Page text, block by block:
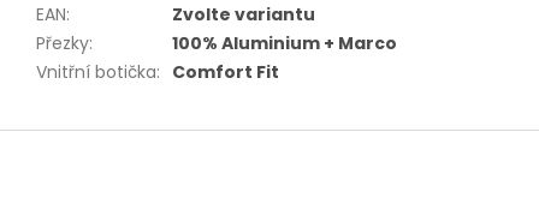
EAN:
Zvolte variantu
Přezky:
100% Aluminium + Marco
Vnitřní botička: Comfort Fit
Z